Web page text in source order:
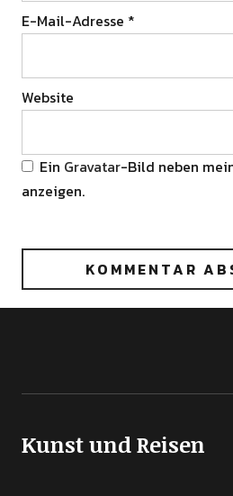
E-Mail-Adresse *
Website
Ein Gravatar-Bild neben
anzeigen.
Kunst und Reisen